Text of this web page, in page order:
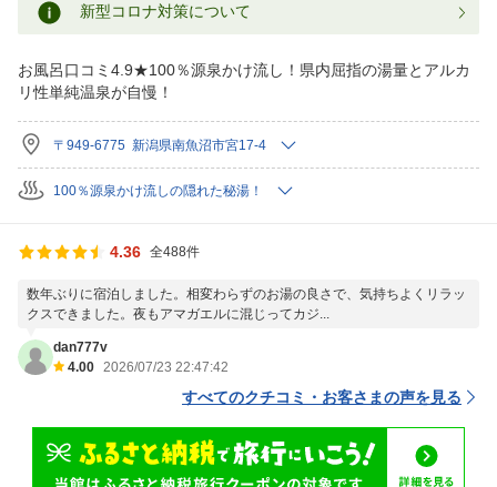
新型コロナ対策について
お風呂口コミ4.9★100％源泉かけ流し！県内屈指の湯量とアルカ
リ性単純温泉が自慢！
〒949-6775 新潟県南魚沼市宮17-4
100％源泉かけ流しの隠れた秘湯！
4.36 全488件
数年ぶりに宿泊しました。相変わらずのお湯の良さで、気持ちよくリラッ
クスできました。夜もアマガエルに混じってカジ...
dan777v
4.00 2026/07/23 22:47:42
すべてのクチコミ・お客さまの声を見る